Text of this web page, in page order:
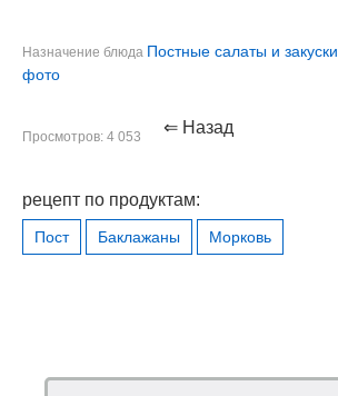
Назначение блюда Постные салаты и закуски
фото
Просмотров: 4 053 ⇐ Назад
рецепт по продуктам:
Пост Баклажаны Морковь